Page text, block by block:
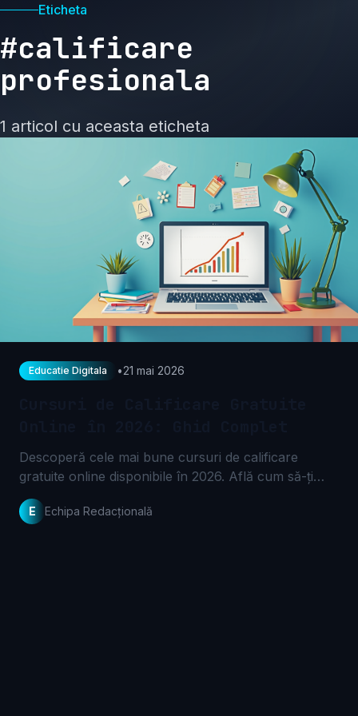
Eticheta
#calificare
profesionala
1 articol cu aceasta eticheta
Educatie Digitala •21 mai 2026
Descoperă cele mai bune cursuri de calificare
gratuite online disponibile în 2026. Află cum să-ți
îmbunătățești abilitățile și să-ți avansezi cariera fără
E Echipa Redacțională